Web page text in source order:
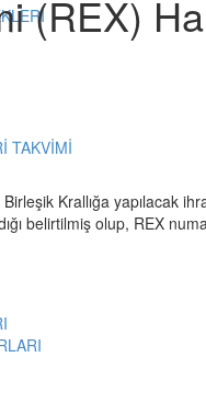
TAKVİMİ
(REX)
Krallığa yapılacak
belirtilmiş olup, REX